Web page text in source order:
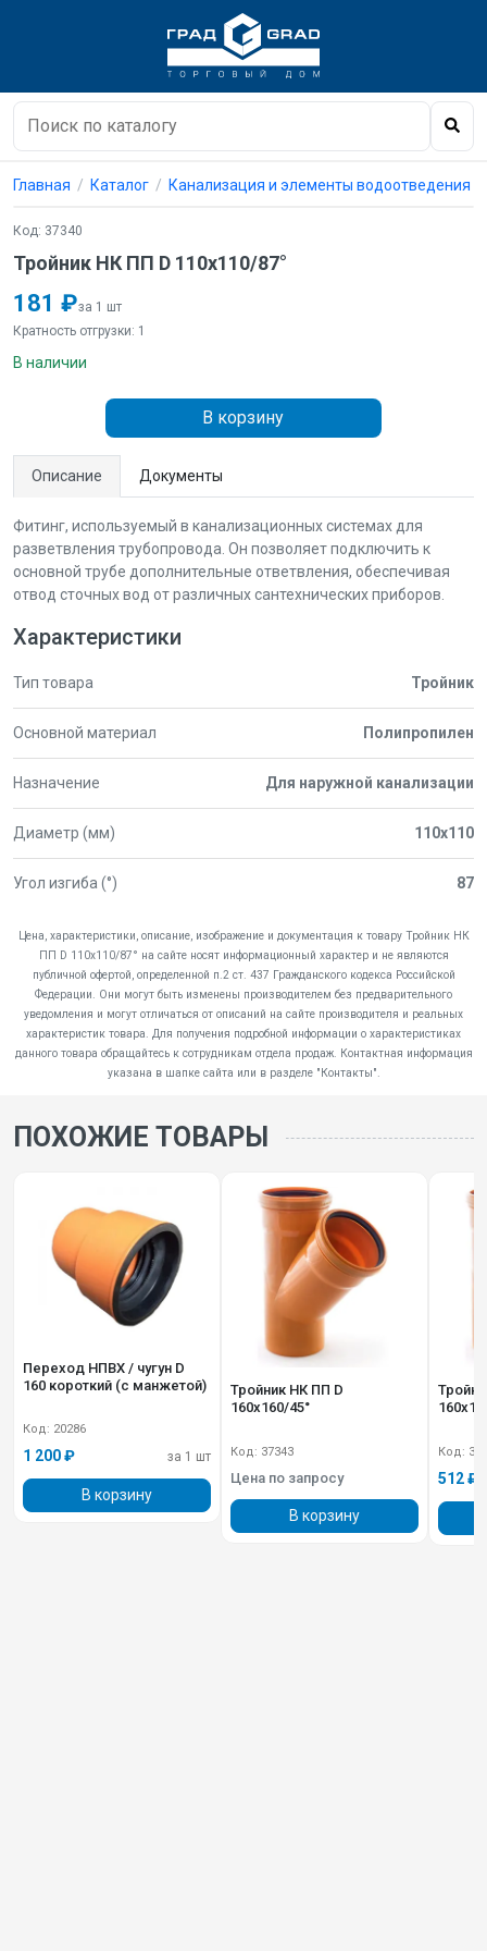
Главная Каталог Канализация и элементы водоотведения
Код: 37340
Тройник НК ПП D 110х110/87°
181 ₽за 1 шт
Кратность отгрузки: 1
В наличии
В корзину
Описание Документы
Фитинг, используемый в канализационных системах для
разветвления трубопровода. Он позволяет подключить к
основной трубе дополнительные ответвления, обеспечивая
отвод сточных вод от различных сантехнических приборов.
Характеристики
Тип товара Тройник
Основной материал Полипропилен
Назначение Для наружной канализации
Диаметр (мм) 110x110
Угол изгиба (°) 87
Цена, характеристики, описание, изображение и документация к товару Тройник НК
ПП D 110х110/87° на сайте носят информационный характер и не являются
публичной офертой, определенной п.2 ст. 437 Гражданского кодекса Российской
Федерации. Они могут быть изменены производителем без предварительного
уведомления и могут отличаться от описаний на сайте производителя и реальных
характеристик товара. Для получения подробной информации о характеристиках
данного товара обращайтесь к сотрудникам отдела продаж. Контактная информация
указана в шапке сайта или в разделе "Контакты".
ПОХОЖИЕ ТОВАРЫ
Переход НПВХ / чугун D
160 короткий (с манжетой)
Код: 20286
1 200 ₽ за 1 шт
В корзину
Тройник НК ПП D
160х160/45°
Код: 37343
Цена по запросу
В корзину
Код:
512 ₽